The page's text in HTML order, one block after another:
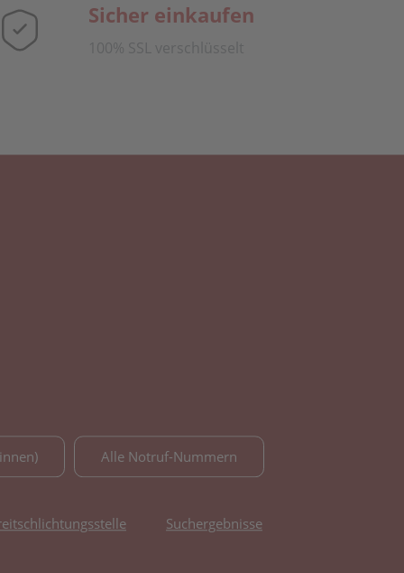
Sicher einkaufen
100% SSL verschlüsselt
Alle Notruf-Nummern
Suchergebnisse